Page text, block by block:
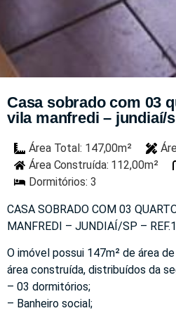
Casa sobrado com 03
vila manfredi – jundiaí/
Área Total: 147,00m²
Área Construída: 112,00m²
Dormitórios: 3
CASA SOBRADO COM 03
MANFREDI – JUNDIAÍ/SP –
O imóvel possui 147m² de área
área construída, distribuídos da
– 03 dormitórios;
– Banheiro social;